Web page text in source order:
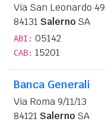
Via San Leonardo 49
84131 Salerno SA
ABI: 05142
CAB: 15201
Banca Generali
Via Roma 9/11/13
84121 Salerno SA